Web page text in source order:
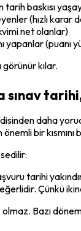
tarih baskısı
(hızlı karar
net olanlar)
yapanlar (puanı
görünür kılar.
sınav
daha
bir kısmını
tarihi
Çünkü
Bazı